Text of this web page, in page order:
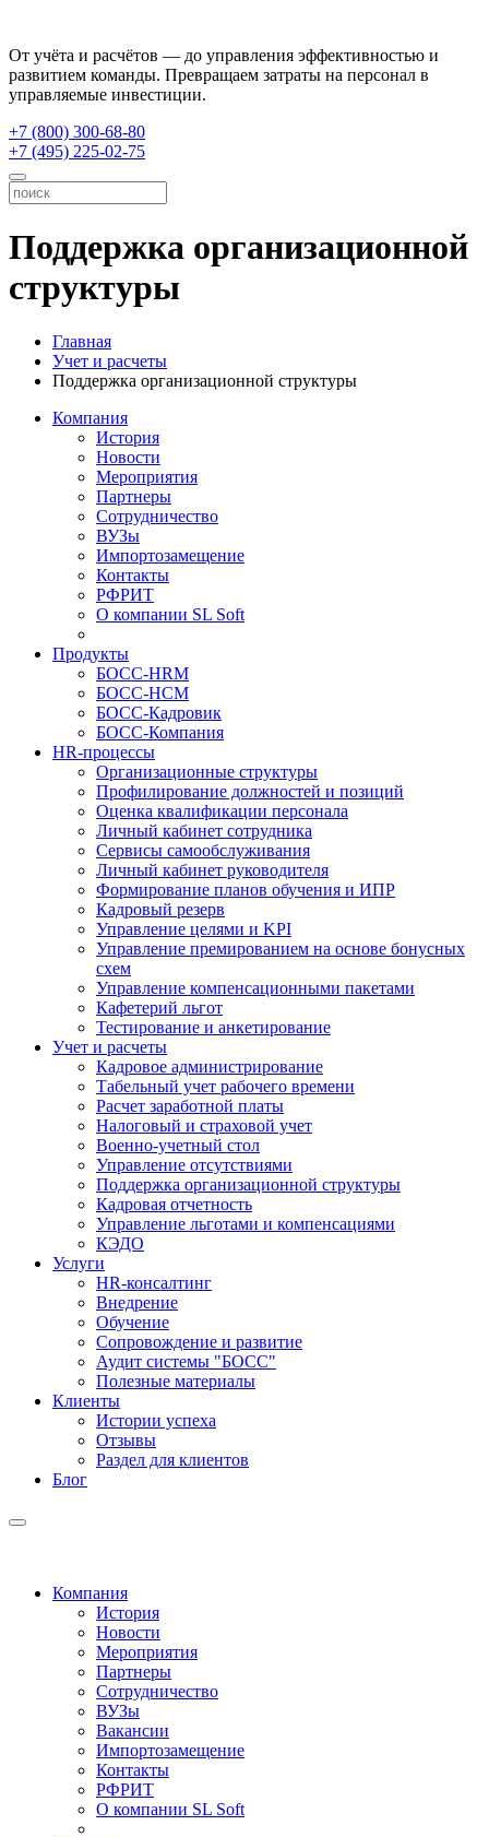
От учёта и расчётов — до управления эффективностью и
развитием команды. Превращаем затраты на персонал в
управляемые инвестиции.
+7 (800) 300-68-80
+7 (495) 225-02-75
Поддержка организационной
структуры
Главная
Учет и расчеты
Поддержка организационной структуры
Компания
История
Новости
Мероприятия
Партнеры
Сотрудничество
ВУЗы
Импортозамещение
Контакты
РФРИТ
О компании SL Soft
Продукты
БОСС-HRM
БОСС-HCM
БОСС-Кадровик
БОСС-Компания
HR-процессы
Организационные структуры
Профилирование должностей и позиций
Оценка квалификации персонала
Личный кабинет сотрудника
Сервисы самообслуживания
Личный кабинет руководителя
Формирование планов обучения и ИПР
Кадровый резерв
Управление целями и KPI
Управление премированием на основе бонусных
схем
Управление компенсационными пакетами
Кафетерий льгот
Тестирование и анкетирование
Учет и расчеты
Кадровое администрирование
Табельный учет рабочего времени
Расчет заработной платы
Налоговый и страховой учет
Военно-учетный стол
Управление отсутствиями
Поддержка организационной структуры
Кадровая отчетность
Управление льготами и компенсациями
КЭДО
Услуги
HR-консалтинг
Внедрение
Обучение
Сопровождение и развитие
Аудит системы "БОСС"
Полезные материалы
Клиенты
Истории успеха
Отзывы
Раздел для клиентов
Блог
Компания
История
Новости
Мероприятия
Партнеры
Сотрудничество
ВУЗы
Вакансии
Импортозамещение
Контакты
РФРИТ
О компании SL Soft